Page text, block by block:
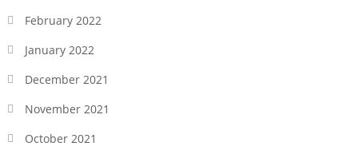
February 2022
January 2022
December 2021
November 2021
October 2021